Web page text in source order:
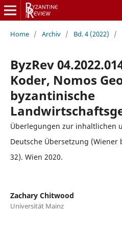
Home / Archiv / Bd. 4 (2022) /
ByzRev
Koder, Nomos
byzantinische
Überlegungen zur inhaltlichen
Deutsche Übersetzung
32). Wien 2020.
Zachary Chitwood
Universität Mainz